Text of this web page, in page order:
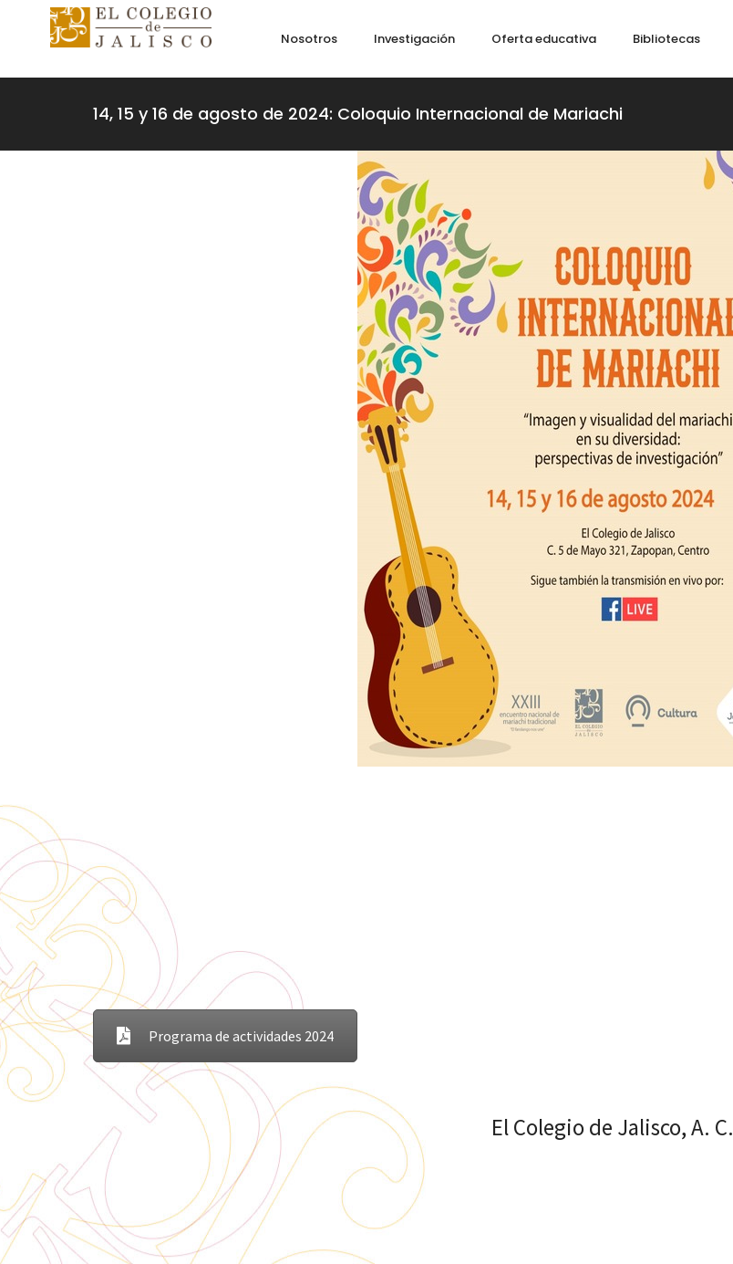
Nosotros Investigación Oferta educativa Bibliotecas
14, 15 y 16 de agosto de 2024: Coloquio Internacional de Mariachi
Programa de actividades 2024
El Colegio de Jalisco, A. C.